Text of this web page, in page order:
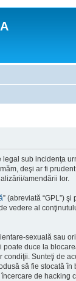
sub
deşi ar fi
amendării lor.
” (abreviată “GPL”)
al
sexuală sau
duce la
Sunteţi de
să fie stocată
de hacking